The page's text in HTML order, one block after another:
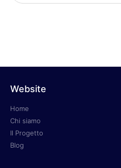
Website
Home
Chi siamo
Il Progetto
Blog